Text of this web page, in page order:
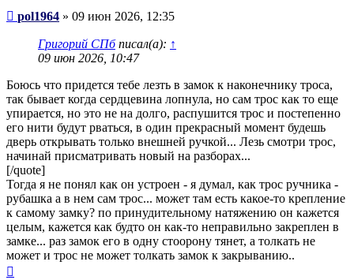
Сообщение
pol1964 » 09 июн 2026, 12:35
Григорий СПбписал(а): ↑
09 июн 2026, 10:47
Боюсь что придется тебе лезть в замок к наконечнику троса,
так бывает когда сердцевина лопнула, но сам трос как то еще
упирается, но это не на долго, распушится трос и постепенно
его нити будут рваться, в один прекрасный момент будешь
дверь открывать только внешней ручкой... Лезь смотри трос,
начинай присматривать новый на разборах...
[/quote]
Тогда я не понял как он устроен - я думал, как трос ручника -
рубашка а в нем сам трос... может там есть какое-то крепление
к самому замку? по принудительному натяжению он кажется
целым, кажется как будто он как-то неправильно закреплен в
замке... раз замок его в одну стоорону тянет, а толкать не
может и трос не может толкать замок к закрыванию..